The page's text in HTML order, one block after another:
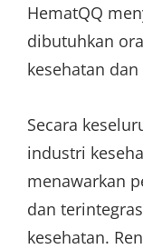
HematQQ
dibutuhkan
kesehatan
Secara
industri
menawarkan
dan
kesehatan.